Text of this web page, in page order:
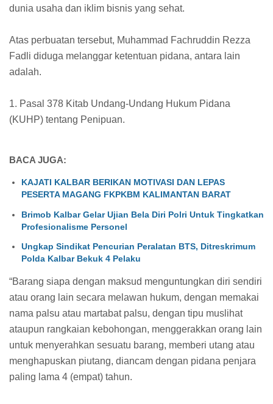
dunia usaha dan iklim bisnis yang sehat.
Atas perbuatan tersebut, Muhammad Fachruddin Rezza
Fadli diduga melanggar ketentuan pidana, antara lain
adalah.
1. Pasal 378 Kitab Undang-Undang Hukum Pidana
(KUHP) tentang Penipuan.
BACA JUGA:
KAJATI KALBAR BERIKAN MOTIVASI DAN LEPAS
PESERTA MAGANG FKPKBM KALIMANTAN BARAT
Brimob Kalbar Gelar Ujian Bela Diri Polri Untuk Tingkatkan
Profesionalisme Personel
Ungkap Sindikat Pencurian Peralatan BTS, Ditreskrimum
Polda Kalbar Bekuk 4 Pelaku
“Barang siapa dengan maksud menguntungkan diri sendiri
atau orang lain secara melawan hukum, dengan memakai
nama palsu atau martabat palsu, dengan tipu muslihat
ataupun rangkaian kebohongan, menggerakkan orang lain
untuk menyerahkan sesuatu barang, memberi utang atau
menghapuskan piutang, diancam dengan pidana penjara
paling lama 4 (empat) tahun.